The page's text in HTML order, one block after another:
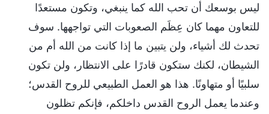
ليس بوسعك أن تحب الله كما ينبغي، وتكون مستعدًا
للتعاون مهما كان عِظَم الصعوبات التي تواجهها. سوف
تحدث لك أشياء، ولن يتبين ما إذا كانت من الله أم من
الشيطان، لكنك ستكون قادرًا على الانتظار، ولن تكون
سلبيًا أو متهاونًا. هذا هو العمل الطبيعي للروح القدس؛
وعندما يعمل الروح القدس داخلكم، فإنكم تظلون